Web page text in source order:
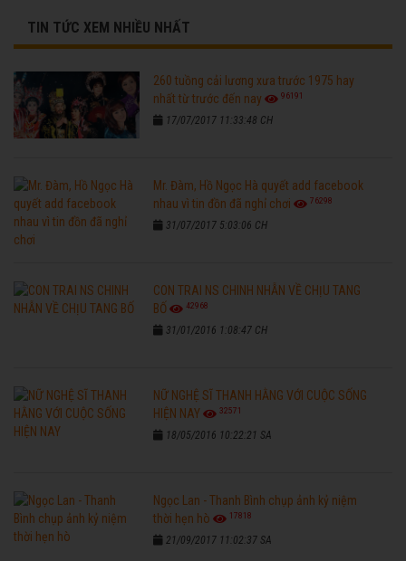
TIN TỨC XEM NHIỀU NHẤT
260 tuồng cải lương xưa trước 1975 hay
nhất từ trước đến nay
96191
17/07/2017 11:33:48 CH
Mr. Đàm, Hồ Ngọc Hà quyết add facebook
nhau vì tin đồn đã nghỉ chơi
76298
31/07/2017 5:03:06 CH
CON TRAI NS CHINH NHẪN VỀ CHỊU TANG
BỐ
42968
31/01/2016 1:08:47 CH
NỮ NGHỆ SĨ THANH HẰNG VỚI CUỘC SỐNG
HIỆN NAY
32571
18/05/2016 10:22:21 SA
Ngọc Lan - Thanh Bình chụp ảnh kỷ niệm
thời hẹn hò
17818
21/09/2017 11:02:37 SA